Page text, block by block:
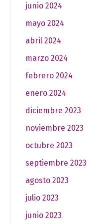
junio 2024
mayo 2024
abril 2024
marzo 2024
febrero 2024
enero 2024
diciembre 2023
noviembre 2023
octubre 2023
septiembre 2023
agosto 2023
julio 2023
junio 2023